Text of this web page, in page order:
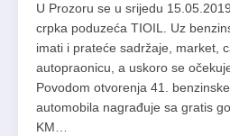
U Prozoru se u srijedu
crpka poduzeća TIOIL. Uz
imati i prateće sadržaje, market,
autopraonicu, a uskoro se
Povodom otvorenja 41.
automobila nagrađuje sa gratis
KM…